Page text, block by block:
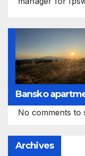
Bansko
No comments to
Archives